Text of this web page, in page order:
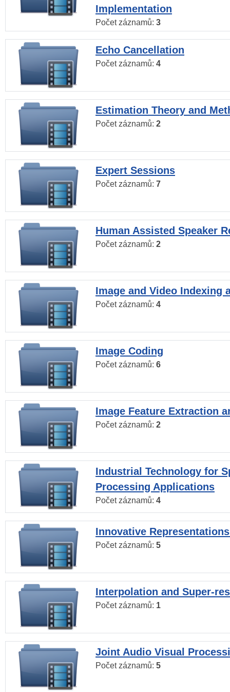
Implementation
Počet záznamů: 3
Echo Cancellation
Počet záznamů: 4
Estimation Theory and
Počet záznamů: 2
Expert Sessions
Počet záznamů: 7
Human Assisted Speaker
Počet záznamů: 2
Image and Video Indexing
Počet záznamů: 4
Image Coding
Počet záznamů: 6
Image Feature Extraction
Počet záznamů: 2
Industrial Technology for
Processing Applications
Počet záznamů: 4
Innovative
Počet záznamů: 5
Interpolation and Super-
Počet záznamů: 1
Joint Audio Visual
Počet záznamů: 5